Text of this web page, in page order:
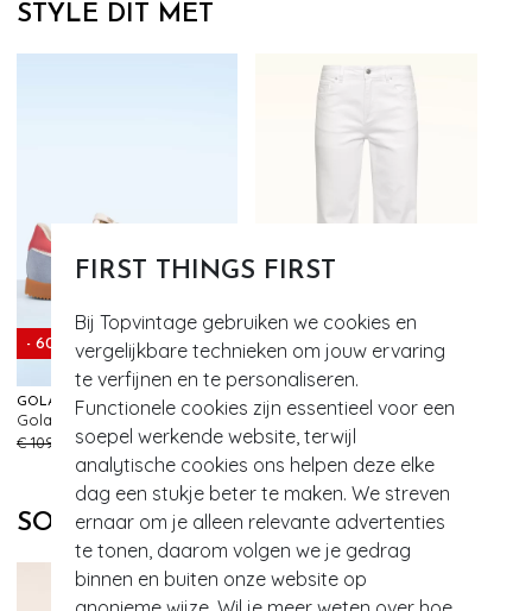
FIRST THINGS FIRST
Bij Topvintage gebruiken we cookies en
vergelijkbare technieken om jouw ervaring
te verfijnen en te personaliseren.
Functionele cookies zijn essentieel voor een
soepel werkende website, terwijl
analytische cookies ons helpen deze elke
dag een stukje beter te maken. We streven
ernaar om je alleen relevante advertenties
te tonen, daarom volgen we je gedrag
binnen en buiten onze website op
STYLE DIT MET
- 60%
GOLA
Gola Elan Suede sneakers in babyblauw
€ 109,95
€ 43,95
152
- 60%
SMASHED LEMON
Coco flared jeans in wit
€ 79,95 € 31,95
SOORTGELIJKE PRODUCTEN